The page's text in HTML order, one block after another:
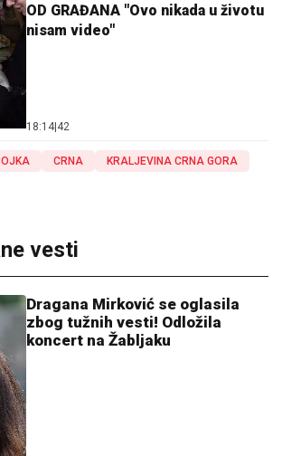
OD GRAĐANA "Ovo nikada u životu
nisam video"
18:14|42
CRNA
KRALJEVINA CRNA GORA
vesti
Dragana Mirković se oglasila
zbog tužnih vesti! Odložila
koncert na Žabljaku